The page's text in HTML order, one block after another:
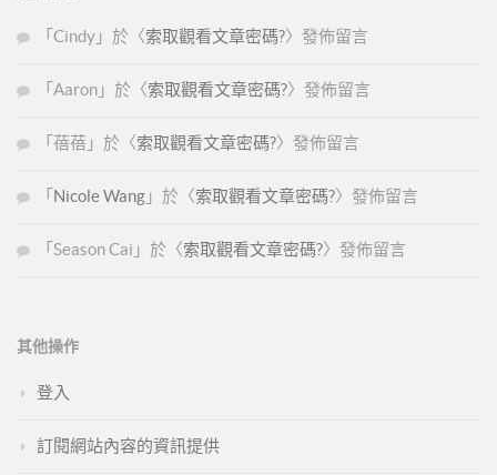
「 Cindy 」於〈索取觀看文章密碼?〉發佈留言
「 Aaron 」於〈索取觀看文章密碼?〉發佈留言
「 蓓蓓 」於〈索取觀看文章密碼?〉發佈留言
「 Nicole Wang 」於〈索取觀看文章密碼?〉發佈留言
「 Season Cai 」於〈索取觀看文章密碼?〉發佈留言
其他操作
登入
訂閱網站內容的資訊提供